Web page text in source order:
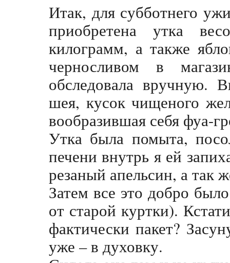
Итак, для субботнего
приобретена утка
килограмм, а также
черносливом в
обследовала вручную.
шея, кусок чищеного
вообразившая себя фуа-
Утка была помыта,
печени внутрь я ей
резаный апельсин, а так
Затем все это добро
от старой куртки).
фактически пакет?
уже – в духовку.